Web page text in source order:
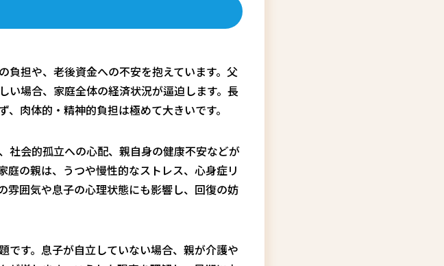
負担や、老後資金への不安を抱えています。父
い場合、家庭全体の経済状況が逼迫します。長
肉体的・精神的負担は極めて大きいです。
社会的孤立への心配、親自身の健康不安などが
の親は、うつや慢性的なストレス、心身症リ
雰囲気や息子の心理状態にも影響し、回復の妨
です。息子が自立していない場合、親が介護や